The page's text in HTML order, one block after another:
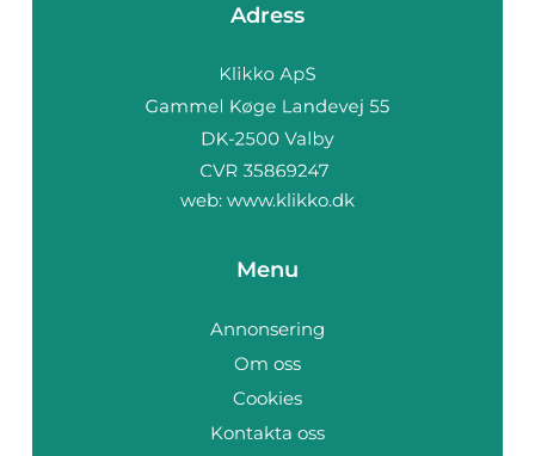
Adress
web: www.klikko.dk
Menu
Annonsering
Om oss
Cookies
Kontakta oss